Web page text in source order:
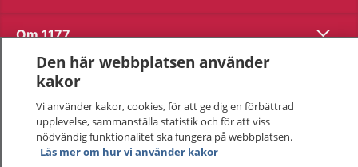
Om 1177 Visa
Kontakt
Behandling av personuppgifter
Den här webbplatsen använder
kakor
Vi använder kakor, cookies, för att ge dig en förbättrad
upplevelse, sammanställa statistik och för att viss
nödvändig funktionalitet ska fungera på webbplatsen.
Läs mer om hur vi använder kakor